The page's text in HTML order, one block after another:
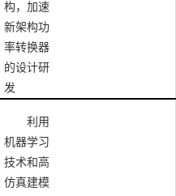
构，加速
新架构功
率转换器
的设计研
发
利用
机器学习
技术和高
仿真建模